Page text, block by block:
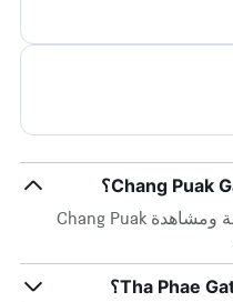
كاسا ماروك هوتل مكان جيد للأقامة ومشاهدة Chang Puak